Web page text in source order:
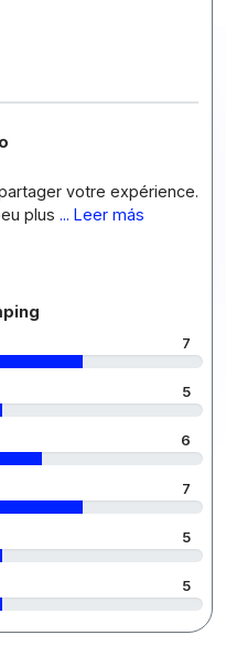
votre expérience.
plus ... Leer más
7
5
6
7
5
5